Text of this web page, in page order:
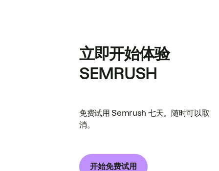
立即开始体验
SEMRUSH
免费试用 Semrush 七天。随时可以取
消。
开始免费试用